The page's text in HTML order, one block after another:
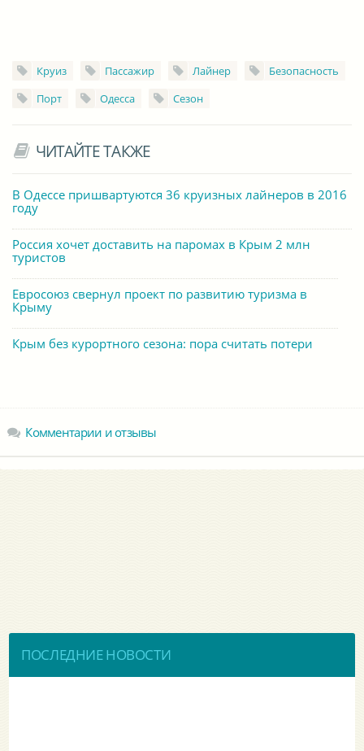
Круиз Пассажир Лайнер
Безопасность
Порт
Одесса Сезон
ЧИТАЙТЕ ТАКЖЕ
В Одессе пришвартуются 36 круизных лайнеров в 2016
году
Россия хочет доставить на паромах в Крым 2 млн
туристов
Евросоюз свернул проект по развитию туризма в
Крыму
Крым без курортного сезона: пора считать потери
Комментарии и отзывы
ПОСЛЕДНИЕ НОВОСТИ